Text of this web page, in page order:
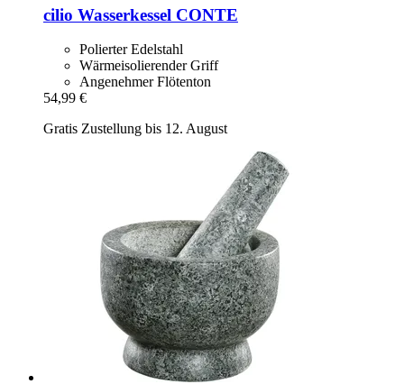
cilio Wasserkessel CONTE
Polierter Edelstahl
Wärmeisolierender Griff
Angenehmer Flötenton
54,99 €
Gratis Zustellung bis 12. August